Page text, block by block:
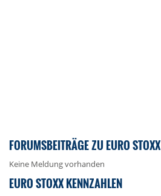
FORUMSBEITRÄGE ZU EURO STOXX
Keine Meldung vorhanden
EURO STOXX KENNZAHLEN